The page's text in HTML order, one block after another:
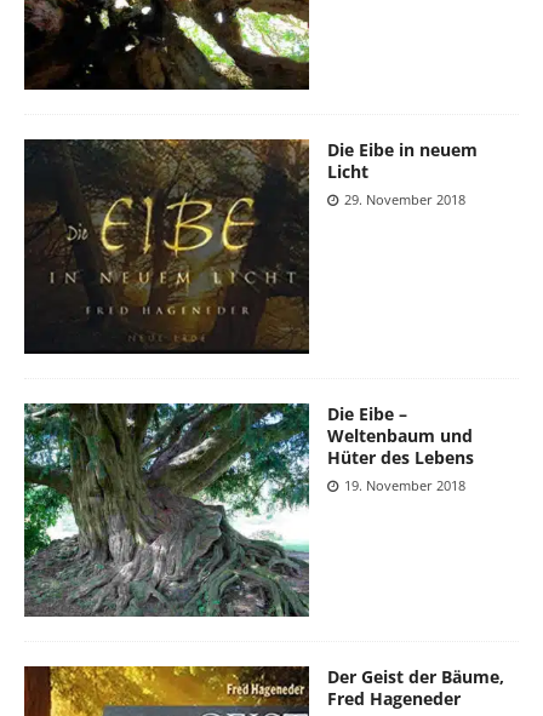
Die Eibe in neuem
Licht
29. November 2018
Die Eibe –
Weltenbaum und
Hüter des Lebens
19. November 2018
Der Geist der Bäume,
Fred Hageneder